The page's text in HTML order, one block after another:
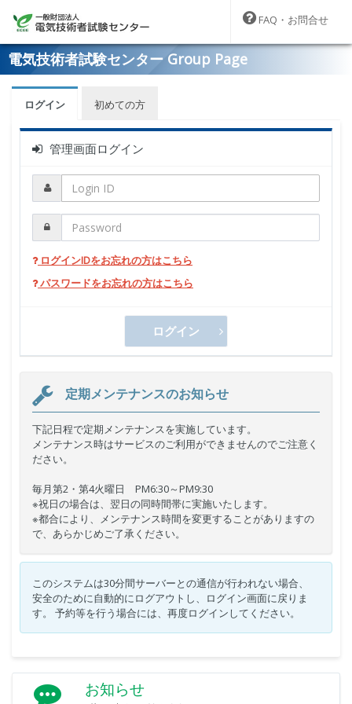
FAQ・お問合せ
電気技術者試験センター Group Page
ログイン 初めての方
管理画面ログイン
ログインIDをお忘れの方はこちら
パスワードをお忘れの方はこちら
ログイン
定期メンテナンスのお知らせ
下記日程で定期メンテナンスを実施しています。
メンテナンス時はサービスのご利用ができませんのでご注意く
ださい。
毎月第2・第4火曜日 PM6:30～PM9:30
※祝日の場合は、翌日の同時間帯に実施いたします。
※都合により、メンテナンス時間を変更することがありますの
で、あらかじめご了承ください。
このシステムは30分間サーバーとの通信が行われない場合、
安全のために自動的にログアウトし、ログイン画面に戻りま
す。 予約等を行う場合には、再度ログインしてください。
お知らせ